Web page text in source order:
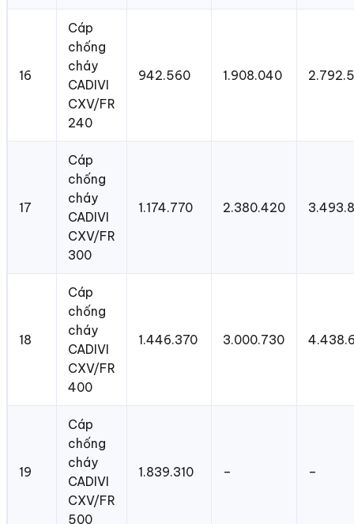
16
Cáp
chống
cháy
CADIVI
CXV/FR
240
942.560 1.908.040
17
Cáp
chống
cháy
CADIVI
CXV/FR
300
1.174.770 2.380.420
18
Cáp
chống
cháy
CADIVI
CXV/FR
400
1.446.370 3.000.730
19
Cáp
chống
cháy
CADIVI
CXV/FR
500
1.839.310 – –